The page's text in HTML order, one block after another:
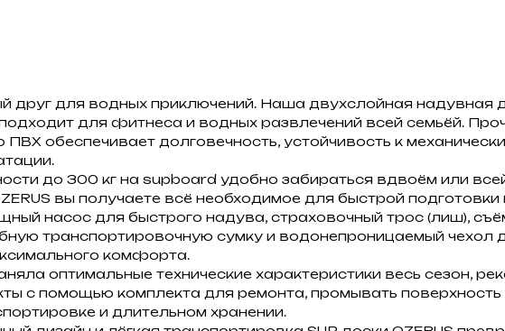
друг для водных приключений. Наша двухслойная надувная
для фитнеса и водных развлечений всей семьёй.
ПВХ обеспечивает долговечность, устойчивость к
до 300 кг на supboard удобно забираться вдвоём или
вы получаете всё необходимое для быстрой подготовки
насос для быстрого надува, страховочный трос (лиш),
транспортировочную сумку и водонепроницаемый чехол
комфорта.
оптимальные технические характеристики весь сезон,
с помощью комплекта для ремонта, промывать поверхность
и длительном хранении.